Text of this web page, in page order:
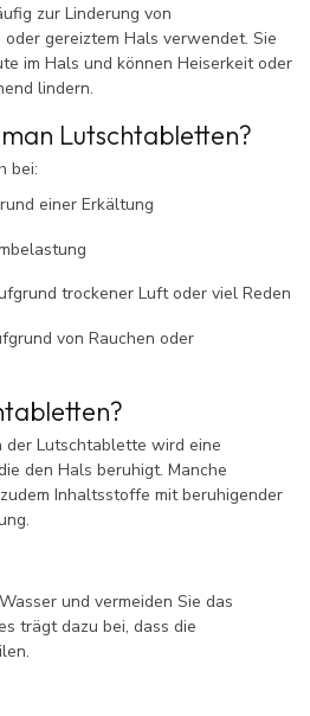
zur Linderung von
gereiztem Hals verwendet. Sie
im Hals und können Heiserkeit oder
lindern.
Lutschtabletten?
bei:
einer Erkältung
trockener Luft oder viel Reden
von Rauchen oder
der Lutschtablette wird eine
den Hals beruhigt. Manche
Inhaltsstoffe mit beruhigender
und vermeiden Sie das
trägt dazu bei, dass die